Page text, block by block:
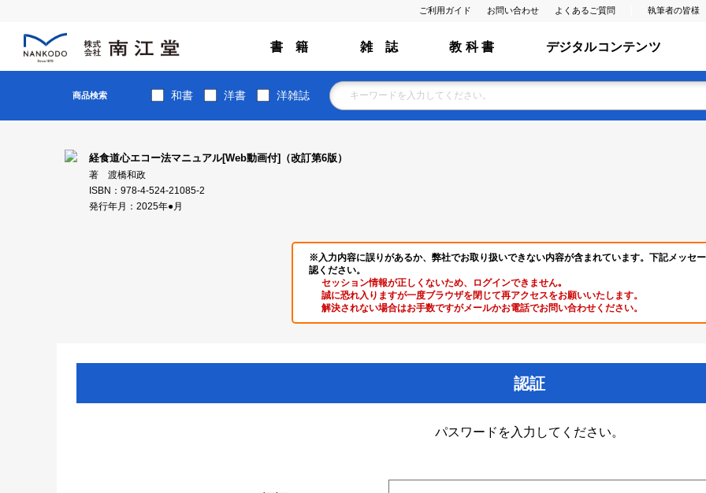
ご利用ガイド お問い合わせ よくあるご質問 執筆者の皆様
書 籍 雑 誌 教 科 書 デジタルコンテンツ
商品検索 和書 洋書 洋雑誌
経食道心エコー法マニュアル[Web動画付]（改訂第6版）
著 渡橋和政
ISBN：978-4-524-21085-2
発行年月：2025年●月
※入力内容に誤りがあるか、弊社でお取り扱いできない内容が含まれています。下記メッセ
認ください。
セッション情報が正しくないため、ログインできません｡
誠に恐れ入りますが一度ブラウザを閉じて再アクセスをお願いいたします。
解決されない場合はお手数ですがメールかお電話でお問い合わせください。
認証
パスワードを入力してください。